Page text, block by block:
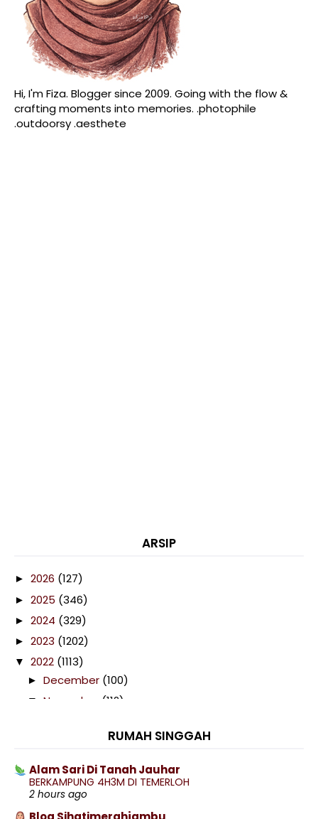
Hi, I'm Fiza. Blogger since 2009. Going with the flow &
crafting moments into memories. .photophile
.outdoorsy .aesthete
ARSIP
► 2026 (127)
► 2025 (346)
► 2024 (329)
► 2023 (1202)
▼ 2022 (1113)
► December (100)
▼ November (112)
Cuci Kasut Putih Dengan Blue Stick Soap, Cepat
Ber...
RUMAH SINGGAH
Alam Sari Di Tanah Jauhar
BERKAMPUNG 4H3M DI TEMERLOH
2 hours ago